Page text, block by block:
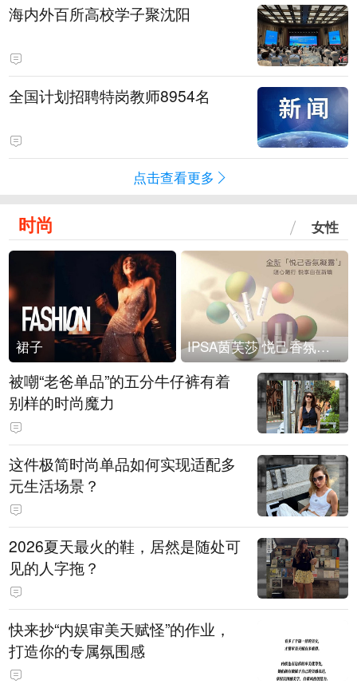
海内外百所高校学子聚沈阳
全国计划招聘特岗教师8954名
点击查看更多
时尚 女性
裙子 IPSA茵芙莎 悦己香氛凝露上市
被嘲“老爸单品”的五分牛仔裤有着
别样的时尚魔力
这件极简时尚单品如何实现适配多
元生活场景？
2026夏天最火的鞋，居然是随处可
见的人字拖？
快来抄“内娱审美天赋怪”的作业，
打造你的专属氛围感